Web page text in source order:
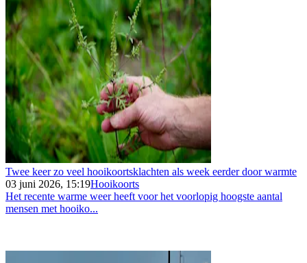
Twee keer zo veel hooikoortsklachten als week eerder door warmte
03 juni 2026, 15:19Hooikoorts
Het recente warme weer heeft voor het voorlopig hoogste aantal
mensen met hooiko...